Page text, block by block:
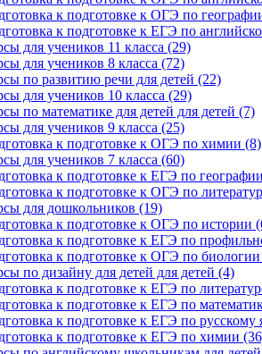
к подготовке к ОГЭ по
к подготовке к ЕГЭ по
для учеников 11 класса (29)
для учеников 8 класса (72)
по развитию речи для детей (22)
для учеников 10 класса (29)
по математике для детей для детей (7)
для учеников 9 класса (25)
к подготовке к ОГЭ по химии (8)
для учеников 7 класса (60)
к подготовке к ЕГЭ по
к подготовке к ОГЭ по
для дошкольников (19)
к подготовке к ОГЭ по истории
к подготовке к ЕГЭ по
к подготовке к ОГЭ по
по дизайну для детей для детей (4)
к подготовке к ЕГЭ по
к подготовке к ЕГЭ по
к подготовке к ЕГЭ по русскому
к подготовке к ЕГЭ по химии